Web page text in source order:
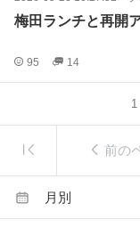
梅田ランチと再開
95 14
1
前の
月別